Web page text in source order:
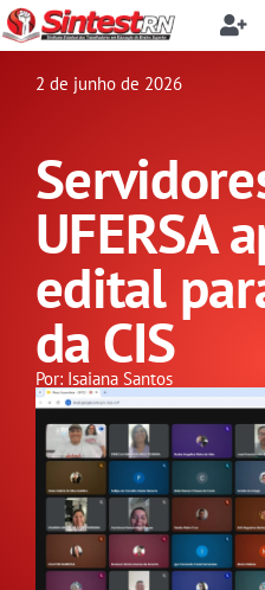
Ir
para
Buscar
resultados
Filie-se
Benefícios
Setor jurídico
SOBRE
NOTÍCIAS
PUBLICAÇÕES
CONGRESSOS
GREVE
DOCUMENTOS
GALERIA
2 de junho de 2026
UFERSA
edital
da CIS
Por: Isaiana Santos